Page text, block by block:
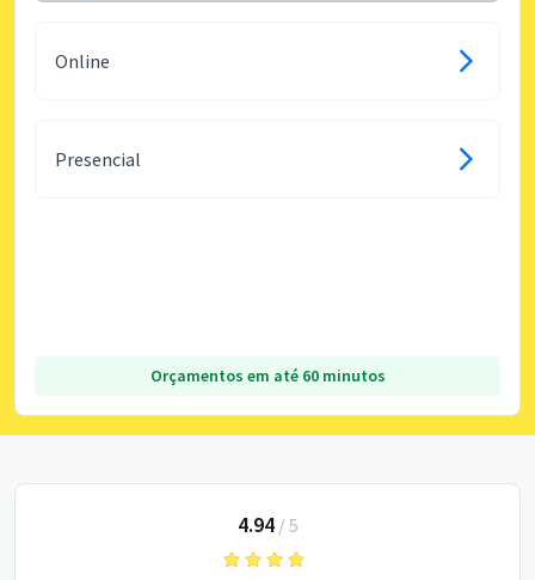
Online
Presencial
Orçamentos em até 60 minutos
4.94/ 5